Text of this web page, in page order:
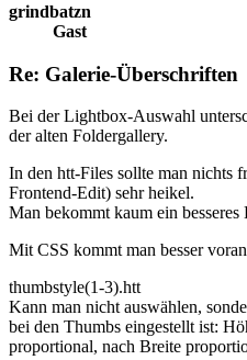
grindbatzn
Gast
Re: Galerie-Überschriften
Bei der Lightbox-Auswahl
der alten Foldergallery.
In den htt-Files sollte man nichts
Frontend-Edit) sehr heikel.
Man bekommt kaum ein
Mit CSS kommt man besser
thumbstyle(1-3).htt
Kann man nicht auswählen,
bei den Thumbs eingestellt ist:
proportional, nach Breite